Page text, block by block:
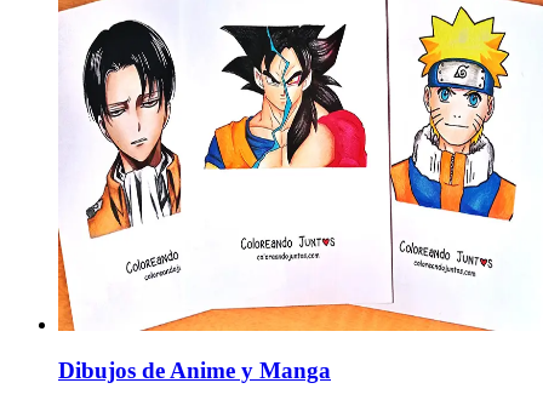
Dibujos de Anime y Manga